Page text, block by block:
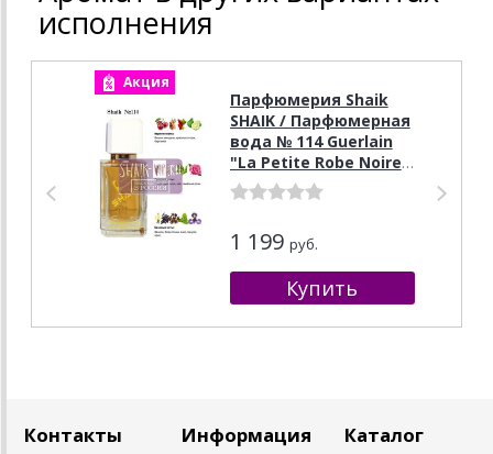
исполнения
Акция
Парфюмерия Shaik
SHAIK / Парфюмерная
вода № 114 Guerlain
"La Petite Robe Noire",
50 мл.
1 199 руб.
Контакты Информация Каталог